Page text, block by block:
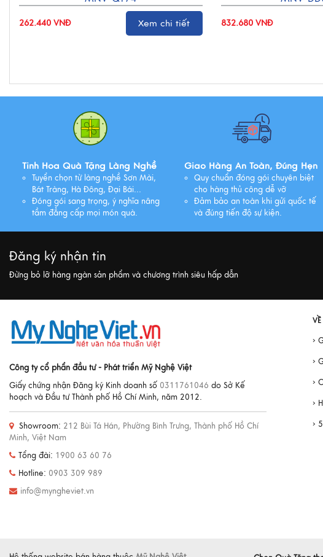
262.440 VNĐ Xem chi tiết 832.680 VNĐ
Tinh Hoa Quà Tặng Làng Nghề
Tuyển chọn từ làng nghề Sơn Mài,
Bát Tràng, Hà Đông, Đại Bái...
Đóng gói sang trọng, ý nghĩa nâng
tầm đẳng cấp mọi món quà.
Giao Hàng An Toàn, Đúng Hẹn
Quy chuẩn đóng gói chuyên biệt
cho hàng thủ công dễ vỡ
Đảm bảo an toàn khi gửi quốc tế
và đúng tiến độ sự kiện.
Đăng ký nhận tin
Đừng bỏ lỡ hàng ngàn sản phẩm và chương trình siêu hấp dẫn
Công ty cổ phẩn đầu tư - Phát triển Mỹ Nghệ Việt
Giấy chứng nhận Đăng ký Kinh doanh số 0311761046 do Sở Kế
hoạch và Đầu tư Thành phố Hồ Chí Minh, năm 2012.
Showroom: 212 Bùi Tá Hán, Phường Bình Trưng, Thành phố Hồ Chí
Minh, Việt Nam
Tổng đài: 1900 63 60 76
Hotline: 0903 309 989
info@myngheviet.vn
›
›
›
›
›